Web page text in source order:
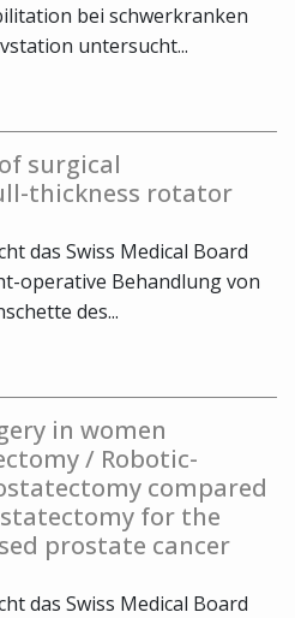
bei schwerkranken
untersucht...
surgical
thickness rotator
das Swiss Medical Board
operative Behandlung von
des...
in women
/ Robotic-
compared
for the
prostate cancer
das Swiss Medical Board